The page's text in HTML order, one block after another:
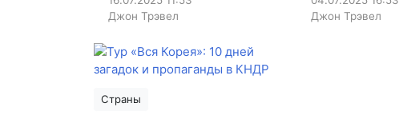
Джон Трэвел
Джон Трэвел
Страны